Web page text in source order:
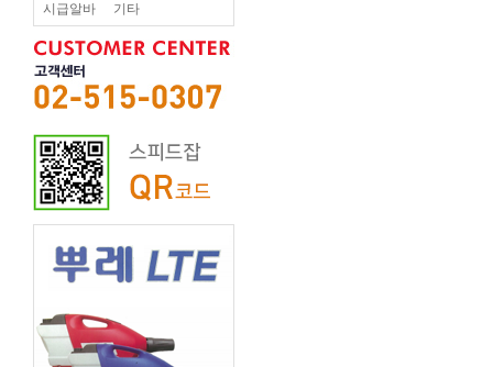
시급알바 기타